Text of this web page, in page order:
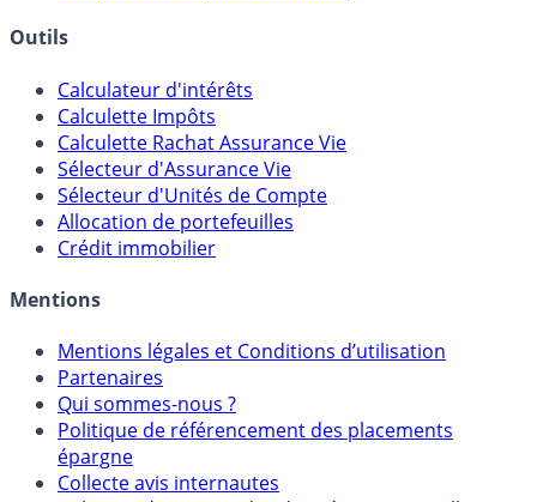
Outils
Calculateur d'intérêts
Calculette Impôts
Calculette Rachat Assurance Vie
Sélecteur d'Assurance Vie
Sélecteur d'Unités de Compte
Allocation de portefeuilles
Crédit immobilier
Mentions
Mentions légales et Conditions d’utilisation
Partenaires
Qui sommes-nous ?
Politique de référencement des placements
épargne
Collecte avis internautes